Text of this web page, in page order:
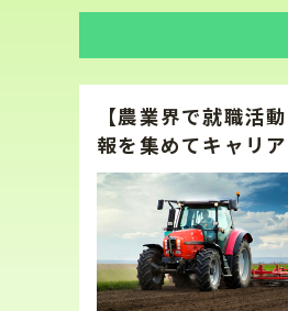
【農業界で就職活
報を集めてキャリ
作…